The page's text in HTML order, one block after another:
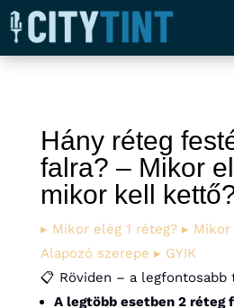
Hány réteg
falra? – Mikor
mikor kell
▸ Mikor elég 1 réteg? ▸
Alapozó szerepe ▸ GYIK
📋 Röviden – a legfontosabb
A legtöbb esetben 2 réteg